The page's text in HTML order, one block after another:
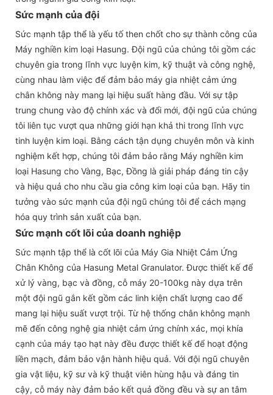
Sức mạnh của đội
Sức mạnh tập thể là yếu tố then chốt cho sự thành công của
Máy nghiền kim loại Hasung. Đội ngũ của chúng tôi gồm các
chuyên gia trong lĩnh vực luyện kim, kỹ thuật và công nghệ,
cùng nhau làm việc để đảm bảo máy gia nhiệt cảm ứng
chân không này mang lại hiệu suất hàng đầu. Với sự tập
trung chung vào độ chính xác và đổi mới, đội ngũ của chúng
tôi liên tục vượt qua những giới hạn khả thi trong lĩnh vực
tinh luyện kim loại. Bằng cách tận dụng chuyên môn và kinh
nghiệm kết hợp, chúng tôi đảm bảo rằng Máy nghiền kim
loại Hasung cho Vàng, Bạc, Đồng là giải pháp đáng tin cậy
và hiệu quả cho nhu cầu gia công kim loại của bạn. Hãy tin
tưởng vào sức mạnh của đội ngũ chúng tôi để cách mạng
hóa quy trình sản xuất của bạn.
Sức mạnh cốt lõi của doanh nghiệp
Sức mạnh tập thể là cốt lõi của Máy Gia Nhiệt Cảm Ứng
Chân Không của Hasung Metal Granulator. Được thiết kế để
xử lý vàng, bạc và đồng, cỗ máy 20-100kg này dựa trên
một đội ngũ gắn kết gồm các linh kiện chất lượng cao để
mang lại hiệu suất vượt trội. Từ hệ thống chân không mạnh
mẽ đến công nghệ gia nhiệt cảm ứng chính xác, mọi khía
cạnh của máy tạo hạt này đều được thiết kế để hoạt động
liền mạch, đảm bảo vận hành hiệu quả. Với đội ngũ chuyên
gia vật liệu, kỹ sư và kỹ thuật viên hùng hậu và đáng tin
cậy, cỗ máy này đảm bảo kết quả đồng đều và sự an tâm